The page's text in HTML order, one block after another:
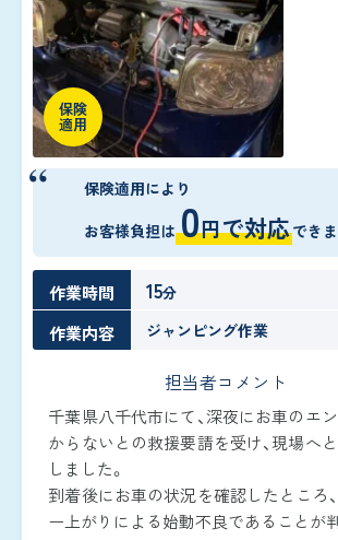
保険
適用
保険適用により
お客様負担は 0円で対応でき
作業時間 15分
作業内容 ジャンピング作業
担当者コメント
千葉県八千代市にて、深夜にお車のエ
からないとの救援要請を受け、現場へ
しました。
到着後にお車の状況を確認したところ
ー上がりによる始動不良であることが